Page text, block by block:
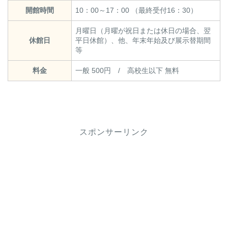
開館時間 10：00～17：00 （最終受付16：30）
休館日
月曜日（月曜が祝日または休日の場合、翌
平日休館）、他、年末年始及び展示替期間
等
料金 一般 500円 / 高校生以下 無料
スポンサーリンク